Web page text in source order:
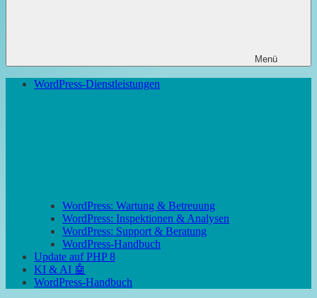
Menü
WordPress-Dienstleistungen
WordPress: Wartung & Betreuung
WordPress: Inspektionen & Analysen
WordPress: Support & Beratung
WordPress-Handbuch
Update auf PHP 8
KI & AI 🤖
WordPress-Handbuch